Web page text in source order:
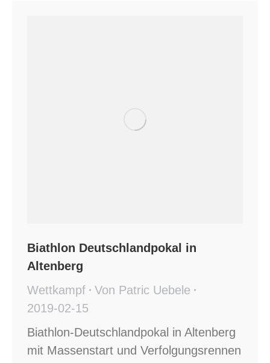
Biathlon Deutschlandpokal in
Altenberg
Wettkampf
Von Patric Uebele
2019-02-15
Biathlon-Deutschlandpokal in Altenberg
mit Massenstart und Verfolgungsrennen